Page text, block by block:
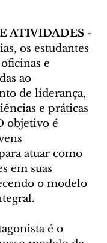
ATIVIDADES -
os estudantes
e
ao
de liderança,
e práticas
objetivo é
atuar como
em suas
o modelo
é o